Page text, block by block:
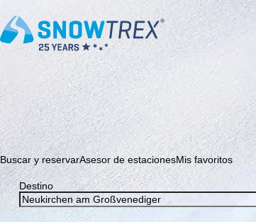
¡Suscríbase a nuestro boletín y sea el
Buscar y reservarAsesor de estacionesMis favoritos
Destino